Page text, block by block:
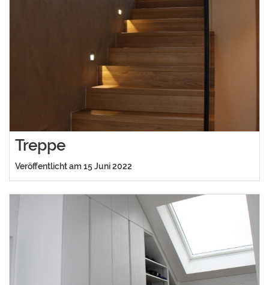
Treppe
Veröffentlicht am 15 Juni 2022